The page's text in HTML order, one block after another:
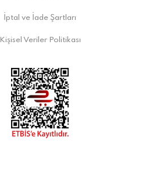
İptal ve İade Şartları
Kişisel Veriler Politikası